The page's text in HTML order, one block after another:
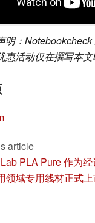
明：
惠活动仅在撰写本
article
PLA Pure 作为
领域专用线材正式